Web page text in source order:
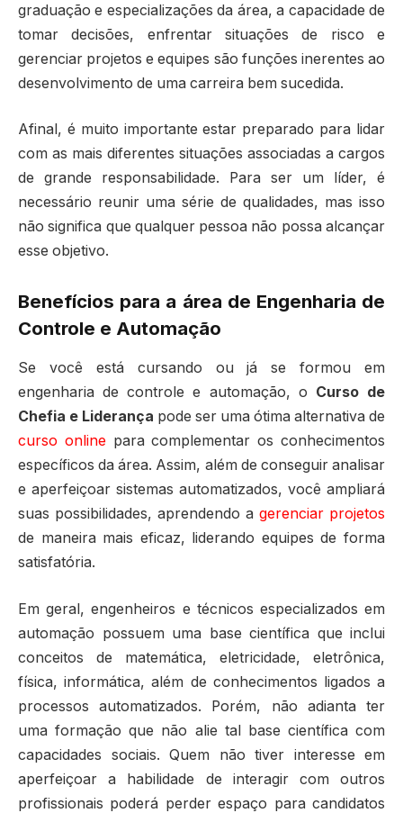
graduação e especializações da área, a capacidade de
tomar decisões, enfrentar situações de risco e
gerenciar projetos e equipes são funções inerentes ao
desenvolvimento de uma carreira bem sucedida.
Afinal, é muito importante estar preparado para lidar
com as mais diferentes situações associadas a cargos
de grande responsabilidade. Para ser um líder, é
necessário reunir uma série de qualidades, mas isso
não significa que qualquer pessoa não possa alcançar
esse objetivo.
Benefícios para a área de Engenharia de
Controle e Automação
Se você está cursando ou já se formou em
engenharia de controle e automação, o Curso de
Chefia e Liderança pode ser uma ótima alternativa de
curso onlinepara complementar os conhecimentos
específicos da área. Assim, além de conseguir analisar
e aperfeiçoar sistemas automatizados, você ampliará
suas possibilidades, aprendendo a gerenciar projetos
de maneira mais eficaz, liderando equipes de forma
satisfatória.
Em geral, engenheiros e técnicos especializados em
automação possuem uma base científica que inclui
conceitos de matemática, eletricidade, eletrônica,
física, informática, além de conhecimentos ligados a
processos automatizados. Porém, não adianta ter
uma formação que não alie tal base científica com
capacidades sociais. Quem não tiver interesse em
aperfeiçoar a habilidade de interagir com outros
profissionais poderá perder espaço para candidatos